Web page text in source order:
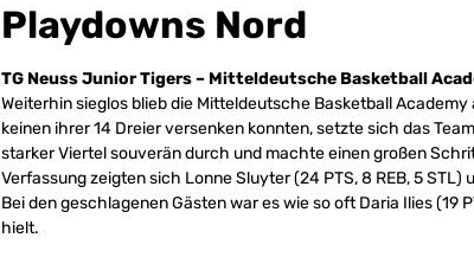
Playdowns Nord
TG Neuss Junior Tigers – Mitteldeutsche Basketball
Weiterhin sieglos blieb die Mitteldeutsche Basketball
keinen ihrer 14 Dreier versenken konnten, setzte sich das
starker Viertel souverän durch und machte einen großen
Verfassung zeigten sich Lonne Sluyter (24 PTS, 8 REB, 5 STL)
Bei den geschlagenen Gästen war es wie so oft Daria Ilies (19
hielt.